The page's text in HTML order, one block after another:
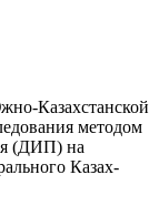
Казахстанской
методом
(ДИП) на
Казах­